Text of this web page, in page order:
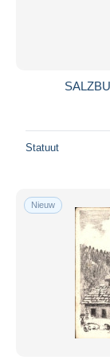
Statuut
Nieuw